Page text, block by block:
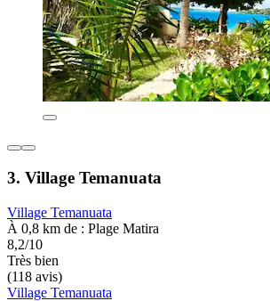
3. Village Temanuata
Village Temanuata
À 0,8 km de : Plage Matira
8,2/10
Très bien
(118 avis)
Village Temanuata